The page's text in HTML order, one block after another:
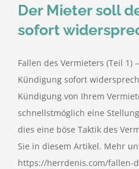
Der Mieter soll
sofort
Fallen des Vermieters (Teil 1)
Kündigung sofort
Kündigung von Ihrem
schnellstmöglich eine
dies eine böse Taktik des
Sie in diesem Artikel. Mehr
https://herrdenis.com/fallen-